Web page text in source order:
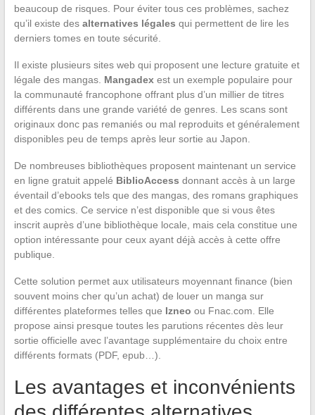
beaucoup de risques. Pour éviter tous ces problèmes, sachez
qu’il existe des alternatives légales qui permettent de lire les
derniers tomes en toute sécurité.
Il existe plusieurs sites web qui proposent une lecture gratuite et
légale des mangas. Mangadexest un exemple populaire pour
la communauté francophone offrant plus d’un millier de titres
différents dans une grande variété de genres. Les scans sont
originaux donc pas remaniés ou mal reproduits et généralement
disponibles peu de temps après leur sortie au Japon.
De nombreuses bibliothèques proposent maintenant un service
en ligne gratuit appelé BiblioAccess donnant accès à un large
éventail d’ebooks tels que des mangas, des romans graphiques
et des comics. Ce service n’est disponible que si vous êtes
inscrit auprès d’une bibliothèque locale, mais cela constitue une
option intéressante pour ceux ayant déjà accès à cette offre
publique.
Cette solution permet aux utilisateurs moyennant finance (bien
souvent moins cher qu’un achat) de louer un manga sur
différentes plateformes telles que Izneo ou Fnac.com. Elle
propose ainsi presque toutes les parutions récentes dès leur
sortie officielle avec l’avantage supplémentaire du choix entre
différents formats (PDF, epub…).
Les avantages et inconvénients